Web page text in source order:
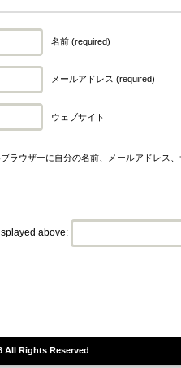
名前 (required)
メールアドレス (required)
ウェブサイト
ラウザーに自分の名前、メールアドレス
above:
Rights Reserved